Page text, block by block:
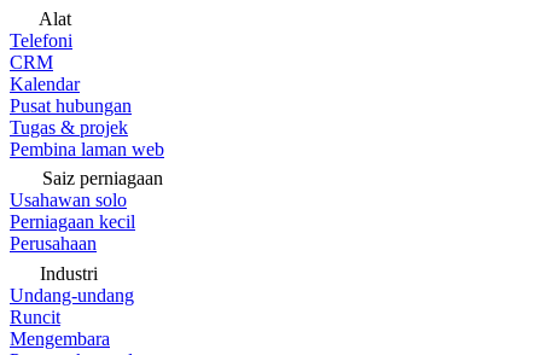
Alat
Telefoni
CRM
Kalendar
Pusat hubungan
Tugas & projek
Pembina laman web
Saiz perniagaan
Usahawan solo
Perniagaan kecil
Perusahaan
Industri
Undang-undang
Runcit
Mengembara